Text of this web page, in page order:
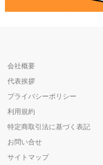
会社概要
代表挨拶
プライバシーポリシー
利用規約
特定商取引法に基づく表記
お問い合せ
サイトマップ